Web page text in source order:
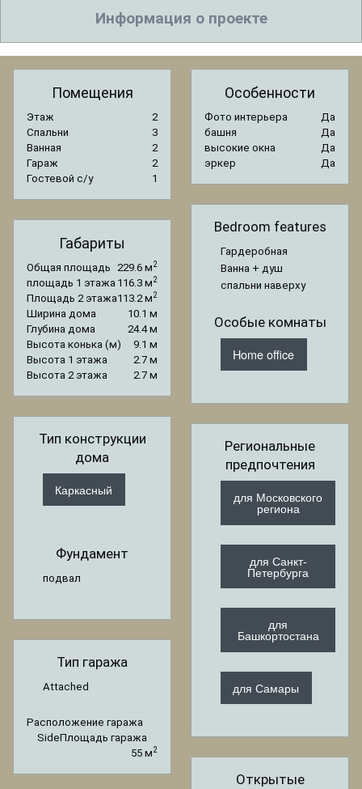
Информация о проекте
Помещения
Этаж
2
Спальни
3
Ванная
2
Гараж
2
Гостевой с/y
1
Габариты
Общая площадь 229.6 м2
площадь 1 этажа 116.3 м2
Площадь 2 этажа113.2 м2
Ширина дома
10.1 м
Глубина дома
24.4 м
Высота конька (м)
9.1 м
Высота 1 этажа
2.7 м
Высота 2 этажа
2.7 м
Тип конструкции
дома
Каркасный
Фундамент
подвал
Тип гаража
Attached
Расположение гаража
SideПлощадь гаража
55 м2
Особенности
Фото интерьера
Да
башня
Да
высокие окна
Да
эркер
Да
Bedroom features
Гардеробная
Ванна + душ
спальни наверху
Особые комнаты
Home office
Региональные
предпочтения
для Московского
региона
для Санкт-
Петербурга
для
Башкортостана
для Самары
Открытые